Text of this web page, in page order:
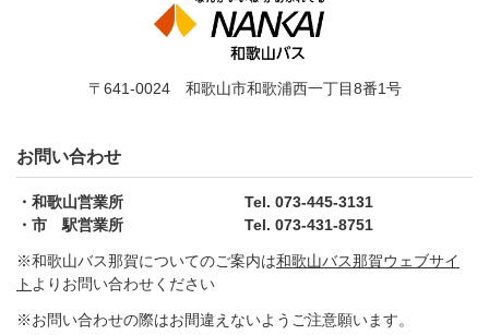
〒641-0024 和歌山市和歌浦西一丁目8番1号
お問い合わせ
和歌山営業所
Tel. 073-445-3131
市 駅営業所
Tel. 073-431-8751
※和歌山バス那賀についてのご案内は和歌山バス那賀ウェブサイ
ト よりお問い合わせください
※お問い合わせの際はお間違えないようご注意願います。